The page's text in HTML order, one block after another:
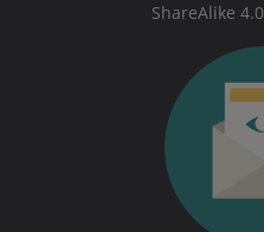
ShareAlike 4.0